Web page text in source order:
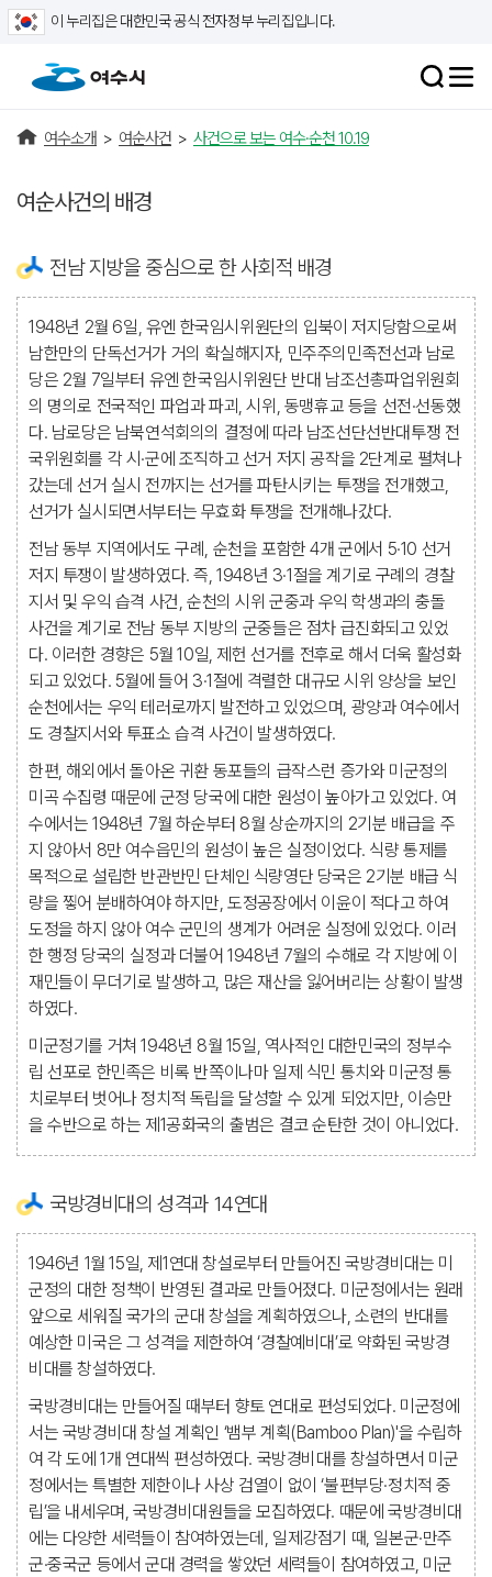
이 누리집은 대한민국 공식 전자정부 누리집입니다.
여수소개 > 여순사건 > 사건으로 보는 여수·순천 10.19
여순사건의 배경
전남 지방을 중심으로 한 사회적 배경
1948년 2월 6일, 유엔 한국임시위원단의 입북이 저지당함으로써
남한만의 단독선거가 거의 확실해지자, 민주주의민족전선과 남로
당은 2월 7일부터 유엔 한국임시위원단 반대 남조선총파업위원회
의 명의로 전국적인 파업과 파괴, 시위, 동맹휴교 등을 선전·선동했
다. 남로당은 남북연석회의의 결정에 따라 남조선단선반대투쟁 전
국위원회를 각 시·군에 조직하고 선거 저지 공작을 2단계로 펼쳐나
갔는데 선거 실시 전까지는 선거를 파탄시키는 투쟁을 전개했고,
선거가 실시되면서부터는 무효화 투쟁을 전개해나갔다.
전남 동부 지역에서도 구례, 순천을 포함한 4개 군에서 5·10 선거
저지 투쟁이 발생하였다. 즉, 1948년 3·1절을 계기로 구례의 경찰
지서 및 우익 습격 사건, 순천의 시위 군중과 우익 학생과의 충돌
사건을 계기로 전남 동부 지방의 군중들은 점차 급진화되고 있었
다. 이러한 경향은 5월 10일, 제헌 선거를 전후로 해서 더욱 활성화
되고 있었다. 5월에 들어 3·1절에 격렬한 대규모 시위 양상을 보인
순천에서는 우익 테러로까지 발전하고 있었으며, 광양과 여수에서
도 경찰지서와 투표소 습격 사건이 발생하였다.
한편, 해외에서 돌아온 귀환 동포들의 급작스런 증가와 미군정의
미곡 수집령 때문에 군정 당국에 대한 원성이 높아가고 있었다. 여
수에서는 1948년 7월 하순부터 8월 상순까지의 2기분 배급을 주
지 않아서 8만 여수읍민의 원성이 높은 실정이었다. 식량 통제를
목적으로 설립한 반관반민 단체인 식량영단 당국은 2기분 배급 식
량을 찧어 분배하여야 하지만, 도정공장에서 이윤이 적다고 하여
도정을 하지 않아 여수 군민의 생계가 어려운 실정에 있었다. 이러
한 행정 당국의 실정과 더불어 1948년 7월의 수해로 각 지방에 이
재민들이 무더기로 발생하고, 많은 재산을 잃어버리는 상황이 발생
하였다.
미군정기를 거쳐 1948년 8월 15일, 역사적인 대한민국의 정부수
립 선포로 한민족은 비록 반쪽이나마 일제 식민 통치와 미군정 통
치로부터 벗어나 정치적 독립을 달성할 수 있게 되었지만, 이승만
을 수반으로 하는 제1공화국의 출범은 결코 순탄한 것이 아니었다.
국방경비대의 성격과 14연대
1946년 1월 15일, 제1연대 창설로부터 만들어진 국방경비대는 미
군정의 대한 정책이 반영된 결과로 만들어졌다. 미군정에서는 원래
앞으로 세워질 국가의 군대 창설을 계획하였으나, 소련의 반대를
예상한 미국은 그 성격을 제한하여 ‘경찰예비대’로 약화된 국방경
비대를 창설하였다.
국방경비대는 만들어질 때부터 향토 연대로 편성되었다. 미군정에
서는 국방경비대 창설 계획인 ‘뱀부 계획(Bamboo Plan)'을 수립하
여 각 도에 1개 연대씩 편성하였다. 국방경비대를 창설하면서 미군
정에서는 특별한 제한이나 사상 검열이 없이 ‘불편부당·정치적 중
립’을 내세우며, 국방경비대원들을 모집하였다. 때문에 국방경비대
에는 다양한 세력들이 참여하였는데, 일제강점기 때, 일본군·만주
군·중국군 등에서 군대 경력을 쌓았던 세력들이 참여하였고, 미군